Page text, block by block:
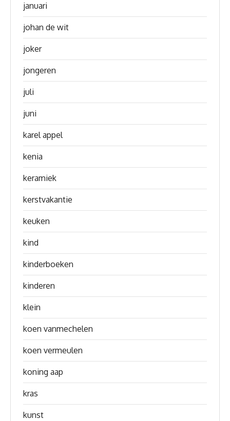
januari
johan de wit
joker
jongeren
juli
juni
karel appel
kenia
keramiek
kerstvakantie
keuken
kind
kinderboeken
kinderen
klein
koen vanmechelen
koen vermeulen
koning aap
kras
kunst